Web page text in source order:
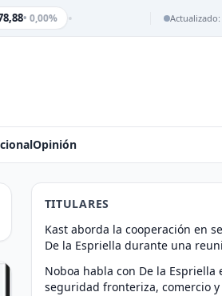
• 0,00% Actualizado:
Opinión
TITULARES
Kast aborda la cooperación en
De la Espriella durante una
Noboa habla con De la Espriella
seguridad fronteriza, comercio